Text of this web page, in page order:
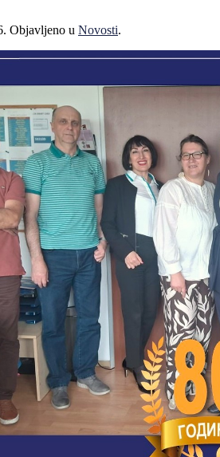
. Objavljeno u Novosti.